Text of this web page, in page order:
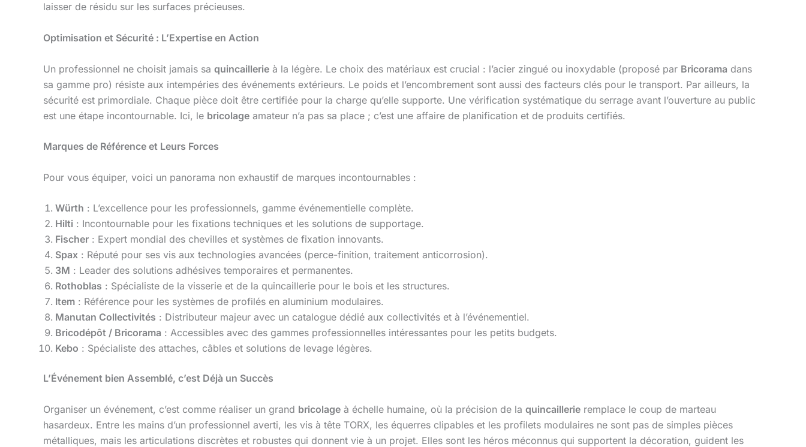
laisser de résidu sur les surfaces précieuses.
Optimisation et Sécurité : L’Expertise en Action
Un professionnel ne choisit jamais sa quincaillerie à la légère. Le choix des matériaux est crucial : l’acier zingué ou inoxydable (proposé par Bricorama dans
sa gamme pro) résiste aux intempéries des événements extérieurs. Le poids et l’encombrement sont aussi des facteurs clés pour le transport. Par ailleurs, la
sécurité est primordiale. Chaque pièce doit être certifiée pour la charge qu’elle supporte. Une vérification systématique du serrage avant l’ouverture au public
est une étape incontournable. Ici, le bricolage amateur n’a pas sa place ; c’est une affaire de planification et de produits certifiés.
Marques de Référence et Leurs Forces
Pour vous équiper, voici un panorama non exhaustif de marques incontournables :
Würth : L’excellence pour les professionnels, gamme événementielle complète.
Hilti : Incontournable pour les fixations techniques et les solutions de supportage.
Fischer : Expert mondial des chevilles et systèmes de fixation innovants.
Spax : Réputé pour ses vis aux technologies avancées (perce-finition, traitement anticorrosion).
3M : Leader des solutions adhésives temporaires et permanentes.
Rothoblas : Spécialiste de la visserie et de la quincaillerie pour le bois et les structures.
Item : Référence pour les systèmes de profilés en aluminium modulaires.
Manutan Collectivités : Distributeur majeur avec un catalogue dédié aux collectivités et à l’événementiel.
Bricodépôt / Bricorama : Accessibles avec des gammes professionnelles intéressantes pour les petits budgets.
Kebo : Spécialiste des attaches, câbles et solutions de levage légères.
L’Événement bien Assemblé, c’est Déjà un Succès
Organiser un événement, c’est comme réaliser un grand bricolage à échelle humaine, où la précision de la quincaillerie remplace le coup de marteau
hasardeux. Entre les mains d’un professionnel averti, les vis à tête TORX, les équerres clipables et les profilets modulaires ne sont pas de simples pièces
métalliques, mais les articulations discrètes et robustes qui donnent vie à un projet. Elles sont les héros méconnus qui supportent la décoration, guident les